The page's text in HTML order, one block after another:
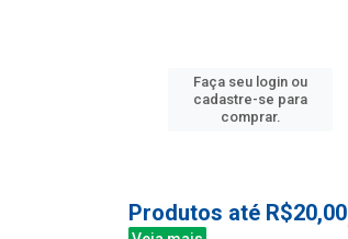
Faça seu login ou
cadastre-se para
comprar.
Produtos até R$20,00